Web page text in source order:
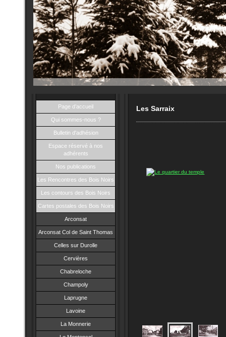
Page d’accueil
Qui sommes-nous ?
Bulletin d'adhésion
Espace réservé à nos
adhérents
Nos publications
Les Rencontres des Bois Noirs
Les contours des Bois Noirs
Cartes postales des Bois Noirs
Arconsat
Arconsat Col de Saint Thomas
Celles sur Durolle
Cervières
Chabreloche
Champoly
Laprugne
Lavoine
La Monnerie
Les Sarraix